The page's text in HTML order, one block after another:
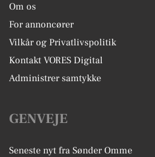
Om os
For annoncører
Vilkår og Privatlivspolitik
Kontakt VORES Digital
Administrer samtykke
GENVEJE
Seneste nyt fra Sønder Omme